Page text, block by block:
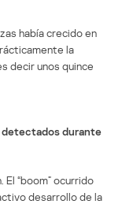
había crecido en
la
decir unos quince
detectados durante
“boom” ocurrido
desarrollo de la